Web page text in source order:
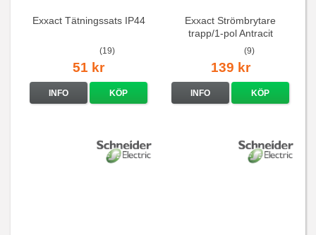
Exxact Tätningssats IP44
(19)
51 kr
INFO KÖP
Exxact Strömbrytare
trapp/1-pol Antracit
(9)
139 kr
INFO KÖP